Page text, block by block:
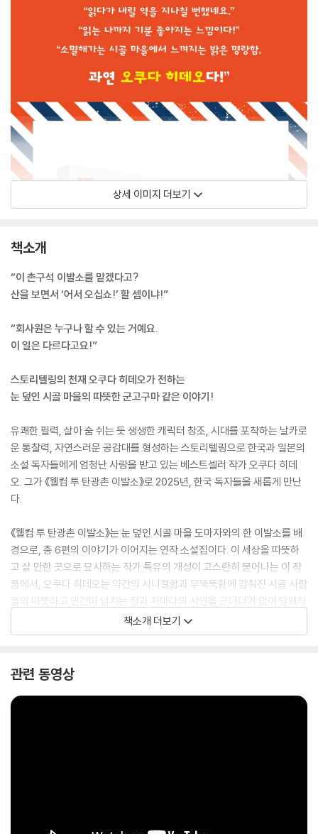
상세 이미지 더보기
책소개
“이 촌구석 이발소를 맡겠다고?
산을 보면서 ‘어서 오십쇼!’ 할 셈이냐!”
“회사원은 누구나 할 수 있는 거예요.
이 일은 다르다고요!”
스토리텔링의 천재 오쿠다 히데오가 전하는
눈 덮인 시골 마을의 따뜻한 군고구마 같은 이야기!
유쾌한 필력, 살아 숨 쉬는 듯 생생한 캐릭터 창조, 시대를 포착하는 날카로
운 통찰력, 자연스러운 공감대를 형성하는 스토리텔링으로 한국과 일본의
소설 독자들에게 엄청난 사랑을 받고 있는 베스트셀러 작가 오쿠다 히데
오. 그가 《웰컴 투 탄광촌 이발소》로 2025년, 한국 독자들을 새롭게 만난
다.
《웰컴 투 탄광촌 이발소》는 눈 덮인 시골 마을 도마자와의 한 이발소를 배
경으로, 총 6편의 이야기가 이어지는 연작 소설집이다. 이 세상을 따뜻하
고 살 만한 곳으로 묘사하는 작가 특유의 개성이 고스란히 묻어나는 이 작
품에서, 오쿠다 히데오는 약간의 시니컬함과 무뚝뚝함에 감춰진 시골 사람
들의 따뜻하고 인간미 넘치는 정과 저마다의 사연을 군더더기 없이 담백하
게 담아낸다. 술술 읽다 보면 어느새 슬며시 미소 짓게 되는 유머, 가슴 뭉
클한 페이소스와 마음 한구석을 따뜻하게 물들이는 감동까지, 등장인물들
기도 한다.
책소개 더보기
관련 동영상